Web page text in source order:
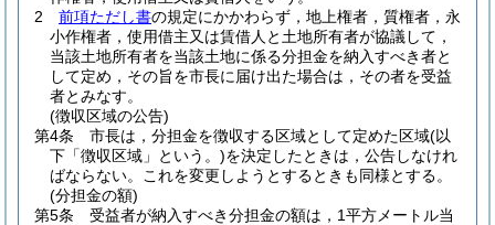
2
前項ただし書の規定にかかわらず，地上権者，質権者，永
小作権者，使用借主又は賃借人と土地所有者が協議して，
当該土地所有者を当該土地に係る分担金を納入すべき者と
して定め，その旨を市長に届け出た場合は，その者を受益
者とみなす。
(徴収区域の公告)
第4条
市長は，分担金を徴収する区域として定めた区域(以
下「徴収区域」という。)を決定したときは，公告しなけれ
ばならない。
これを変更しようとするときも同様とする。
(分担金の額)
第5条
受益者が納入すべき分担金の額は，1平方メートル当